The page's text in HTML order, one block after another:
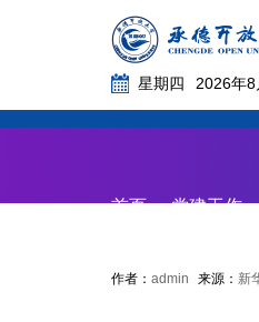
星期四 2026年8
首页 党建工作
作者： admin 来源： 新